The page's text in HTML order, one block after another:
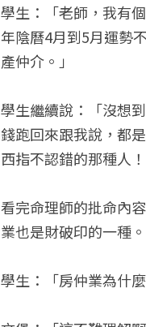
學生：「老師，我有
年陰曆4月到5月運勢
產仲介。」
學生繼續說：「沒想
錢跑回來跟我說，都
西指不認錯的那種人！
看完命理師的批命內
業也是財破印的一種。
學生：「房仲業為什